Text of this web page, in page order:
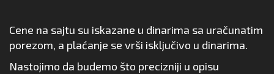
Cene na sajtu su iskazane u dinarima sa uračunatim
porezom, a plaćanje se vrši isključivo u dinarima.
Nastojimo da budemo što precizniji u opisu